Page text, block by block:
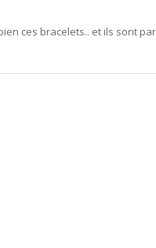
ces bracelets.. et ils sont